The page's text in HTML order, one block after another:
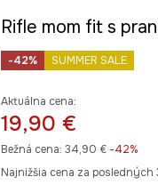
Rifle mom fit s
-42% SUMMER SALE
Aktuálna cena:
19,90 €
Bežná cena: 34,90 €-42%
Najnižšia cena za